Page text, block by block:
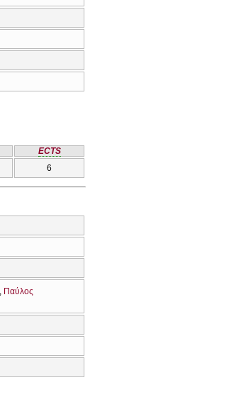
ECTS
6
Παύλος